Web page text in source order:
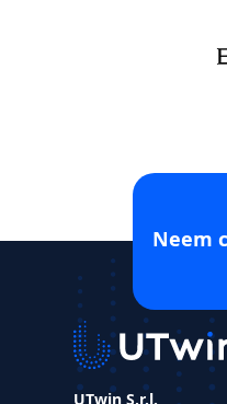
Neem
UTwin S.r.l.